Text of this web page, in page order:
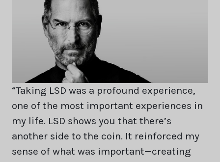
“Taking LSD was a profound experience,
one of the most important experiences in
my life. LSD shows you that there’s
another side to the coin. It reinforced my
sense of what was important—creating